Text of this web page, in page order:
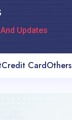
Updates
Credit CardOthers